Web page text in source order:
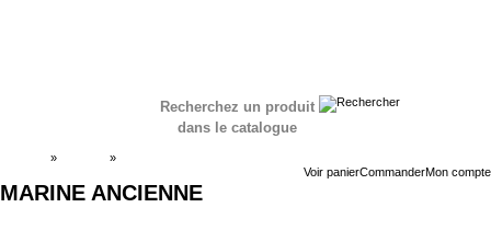
Recherchez un produit
dans le catalogue
Voir panierCommanderMon compte
» »
MARINE ANCIENNE